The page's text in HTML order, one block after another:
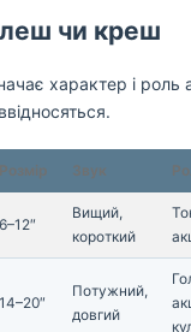
чи креш
характер і роль
Розмір Звук
6–12″
Вищий,
короткий
14–20″
Потужний,
довгий